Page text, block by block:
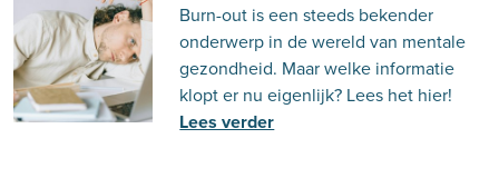
Burn-out is een steeds bekender
onderwerp in de wereld van mentale
gezondheid. Maar welke informatie
klopt er nu eigenlijk? Lees het hier!
Lees verder